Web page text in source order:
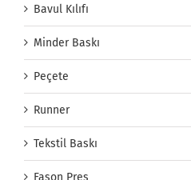
Bavul Kılıfı
Minder Baskı
Peçete
Runner
Tekstil Baskı
Fason Pres